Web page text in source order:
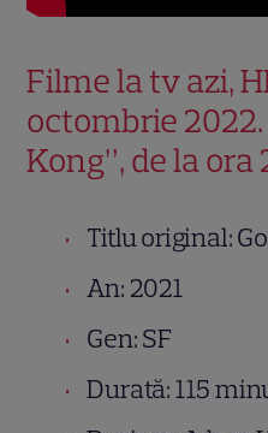
Filme la tv azi,
octombrie 2022.
Kong”, de la ora
Titlu original:
An: 2021
Gen: SF
Durată: 115